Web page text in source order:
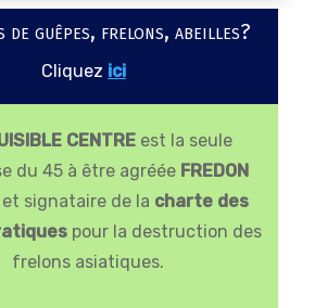
de guêpes, frelons, abeilles?
Cliquez ici
CENTREest la seule
du 45 à être agréée FREDON
signataire de la charte des
pour la destruction des
frelons asiatiques.